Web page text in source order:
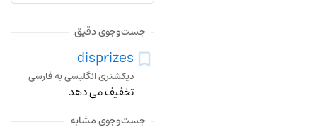
جست‌وجوی دقیق
disprizes
دیکشنری انگلیسی به فارسی
تخفیف می دهد
جست‌وجوی مشابه